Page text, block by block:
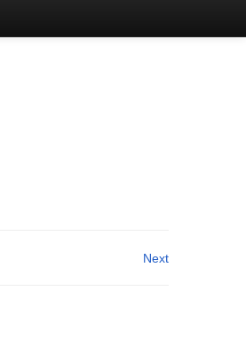
Next